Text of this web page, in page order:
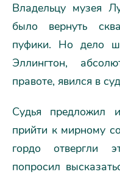
Владельцу музея
было вернуть
пуфики. Но дело
Эллингтон,
правоте, явился в
Судья предложил
прийти к мирному
гордо отвергли
попросил